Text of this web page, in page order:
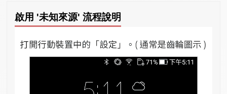
啟用 '未知來源' 流程說明